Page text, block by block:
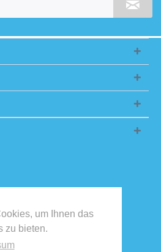
um Ihnen das
zu bieten.